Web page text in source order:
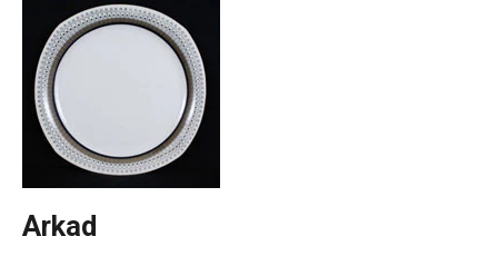
Arkad